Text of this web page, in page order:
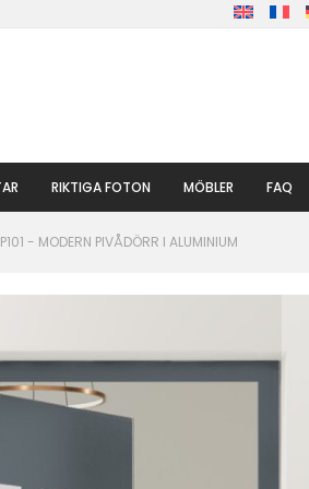
RIKTIGA FOTON MÖBLER FAQ
- MODERN PIVÅDÖRR I ALUMINIUM